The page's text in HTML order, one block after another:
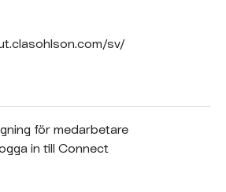
sv/
för medarbetare
in till Connect